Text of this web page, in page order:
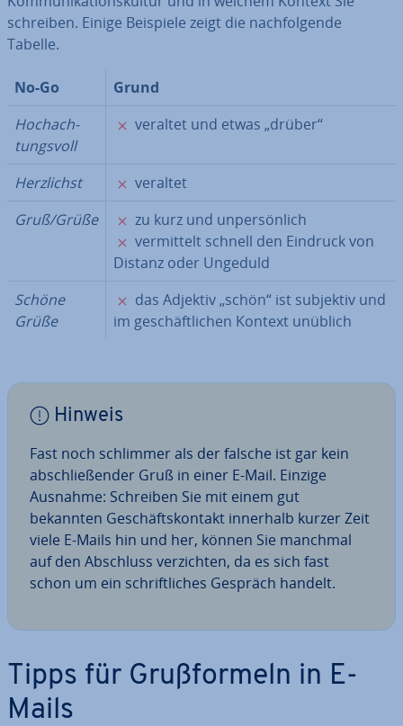
schreiben. Einige Beispiele zeigt die nach­fol­gen­de
Tabelle.
No-Go
Grund
Hoch­ach­
tungs­voll
✗
veraltet und etwas „drüber“
Herz­lichst ✗
veraltet
Gruß/Grüße
✗
zu kurz und un­per­sön­lich
✗
ver­mit­telt schnell den Eindruck von
Distanz oder Ungeduld
Schöne
Grüße
✗
das Adjektiv „schön“ ist subjektiv und
im ge­schäft­li­chen Kontext unüblich
Hinweis
Fast noch schlimmer als der falsche ist gar kein
ab­schlie­ßen­der Gruß in einer E-Mail. Einzige
Ausnahme: Schreiben Sie mit einem gut
bekannten Ge­schäfts­kon­takt innerhalb kurzer Zeit
viele E-Mails hin und her, können Sie manchmal
auf den Abschluss ver­zich­ten, da es sich fast
schon um ein schrift­li­ches Gespräch handelt.
Tipps für Gruß­for­meln in E-
Mails